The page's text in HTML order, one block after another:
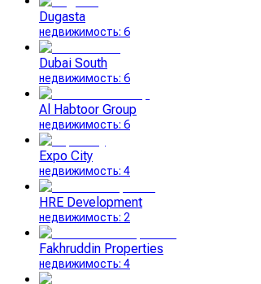
Dugasta
недвижимость: 6
Dubai South
недвижимость: 6
Al Habtoor Group
недвижимость: 6
Expo City
недвижимость: 4
HRE Development
недвижимость: 2
Fakhruddin Properties
недвижимость: 4